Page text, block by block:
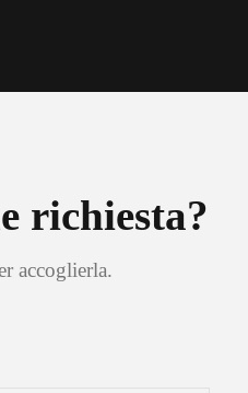
richiesta?
accoglierla.